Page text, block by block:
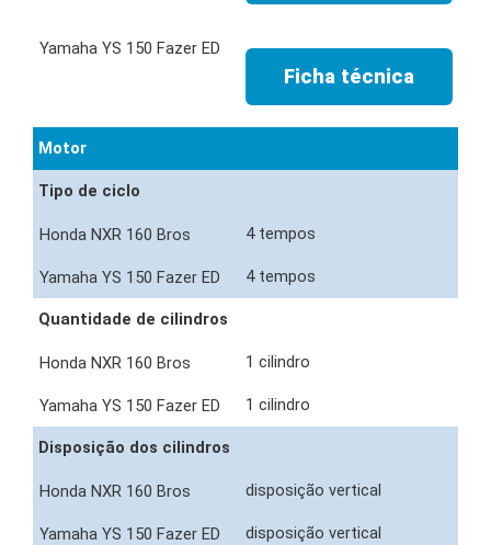
Ficha técnica
Motor
Tipo de ciclo
4 tempos
4 tempos
Quantidade de cilindros
1 cilindro
1 cilindro
Disposição dos cilindros
disposição vertical
disposição vertical